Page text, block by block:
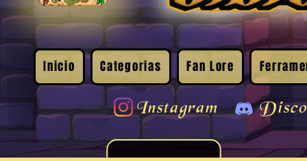
Inicio Categorias Fan Lore
Instagram